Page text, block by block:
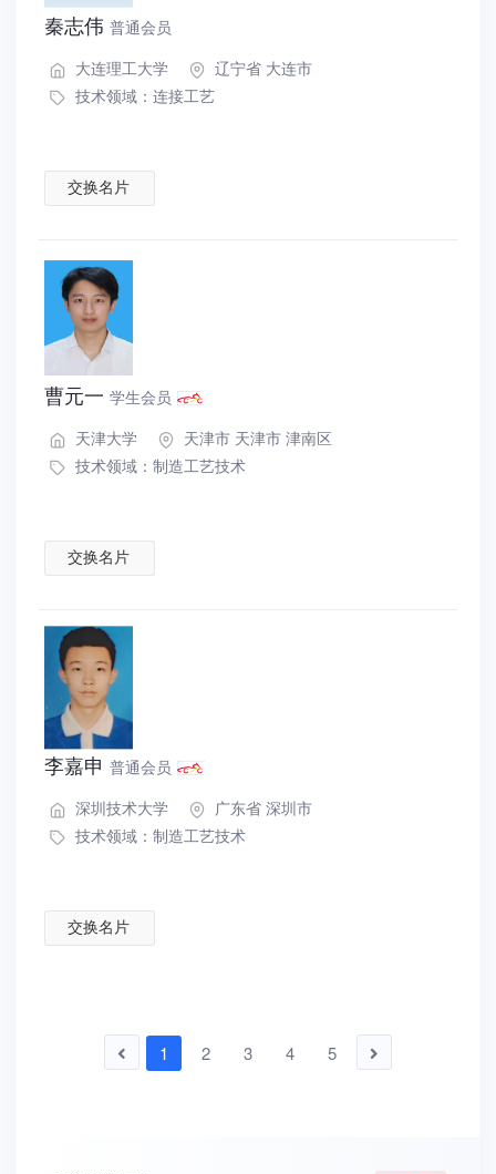
秦志伟 普通会员
大连理工大学
辽宁省 大连市
技术领域： 连接工艺
交换名片
曹元一 学生会员
天津大学
天津市 天津市 津南区
技术领域： 制造工艺技术
交换名片
李嘉申 普通会员
深圳技术大学
广东省 深圳市
技术领域： 制造工艺技术
交换名片
1 2 3 4 5